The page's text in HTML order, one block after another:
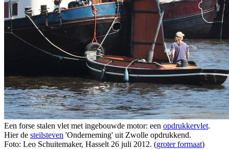
Een forse stalen vlet met ingebouwde motor: een opdrukkervlet.
Hier de steilsteven 'Onderneming' uit Zwolle opdrukkend.
Foto: Leo Schuitemaker, Hasselt 26 juli 2012. (groter formaat)